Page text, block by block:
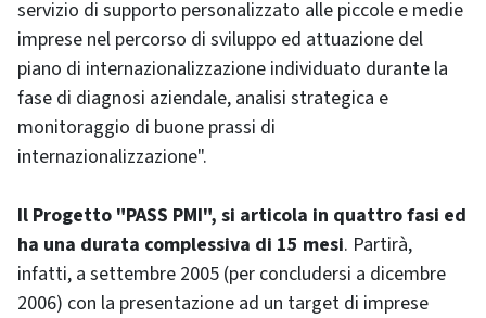
servizio di supporto personalizzato alle piccole e medie
imprese nel percorso di sviluppo ed attuazione del
piano di internazionalizzazione individuato durante la
fase di diagnosi aziendale, analisi strategica e
monitoraggio di buone prassi di
internazionalizzazione".
Il Progetto "PASS PMI", si articola in quattro fasi ed
ha una durata complessiva di 15 mesi. Partirà,
infatti, a settembre 2005 (per concludersi a dicembre
2006) con la presentazione ad un target di imprese